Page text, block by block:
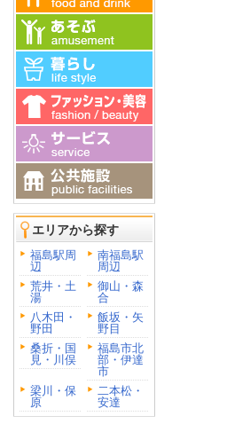
エリアから探す
福島駅周
辺
南福島駅
周辺
荒井・土
湯
御山・森
合
八木田・
野田
飯坂・矢
野目
桑折・国
見・川俣
福島市北
部・伊達
市
梁川・保
原
二本松・
安達